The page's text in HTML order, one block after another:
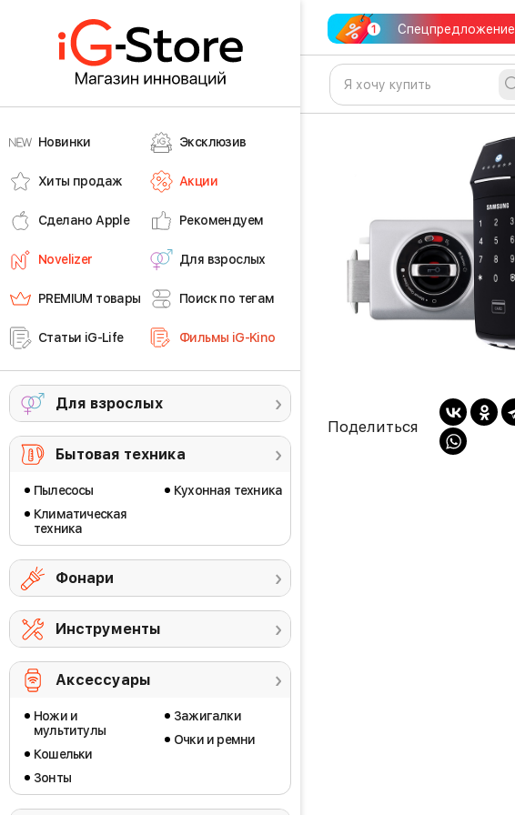
Новинки Эксклюзив
Хиты продаж Акции
Сделано Apple Рекомендуем
Novelizer Для взрослых
PREMIUM товары Поиск по тегам
Статьи iG-Life Фильмы iG-Kino
Для взрослых
Бытовая техника
Пылесосы
Климатическая
техника
Кухонная техника
Фонари
Инструменты
Аксессуары
Ножи и
мультитулы
Кошельки
Зонты
Зажигалки
Очки и ремни
Спецпредложение
Поделиться